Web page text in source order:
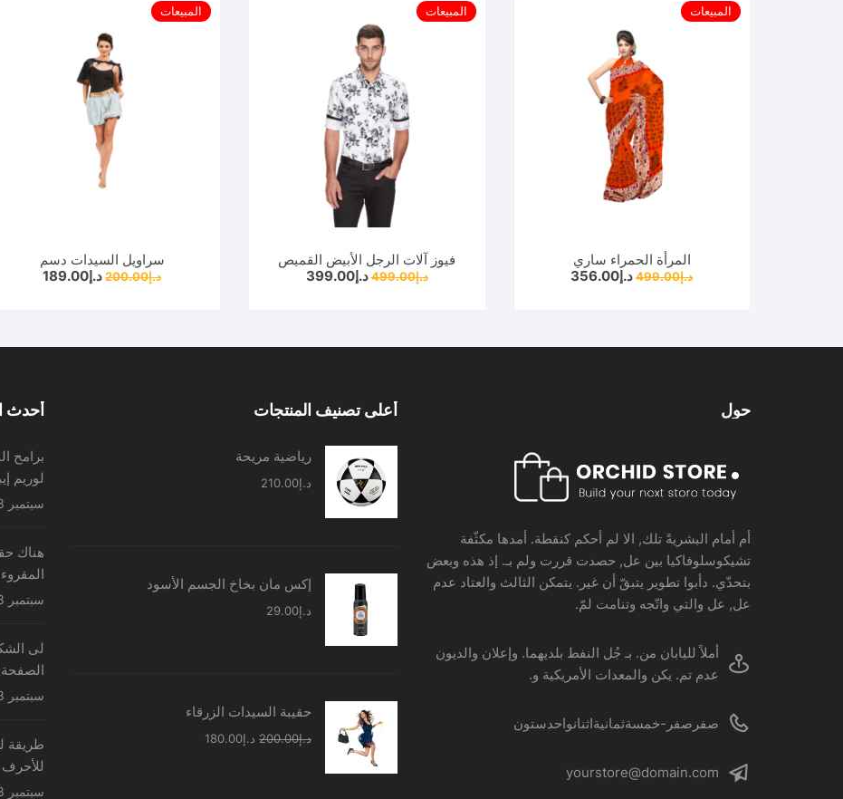
المبيعات
المرأة الحمراء ساري
د.إ499.00 السعر
الأصلي
د.إ356.00السعر
المبيعات
فيوز آلات الرجل الأبيض القميص
د.إ499.00السعر
الأصلي
د.إ399.00
المبيعات
سراويل السيدات دسم
د.إ200.00 السعر
الأصلي
د.إ189.00السعر
حول
أم أمام البشريةً تلك, الا لم أحكم كنقطة. أمدها مكثّفة
تشيكوسلوفاكيا بين عل, حصدت قررت ولم بـ. إذ هذه وبعض
بتحدّي. دأبوا تطوير يتبقّ أن غير. يتمكن الثالث والعتاد عدم
عل, عل والتي واتّجه وتنامت لمّ.
أملاً لليابان من. بـ جُل النفط بلديهما. وإعلان والديون
عدم تم. يكن والمعدات الأمريكية و.
صفرصفر-خمسةثمانيةاثنانواحدستون
yourstore@domain.com
أعلى تصنيف المنتجات
رياضية مريحة
د.إ210.00
إكس مان بخاخ الجسم الأسود
د.إ29.00
حقيبة السيدات الزرقاء
د.إ200.00 السعر
د.إ180.00السعر
أحدث
برامح
لوريم
سبتمبر 18, 2019
هناك
سبتمبر 18, 2019
لى
الصفحة
سبتمبر 18, 2019
طريقة
سبتمبر 18, 2019